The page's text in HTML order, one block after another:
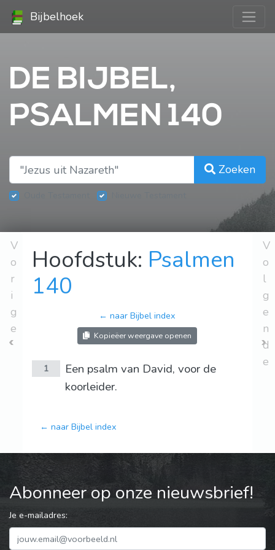
Bijbelhoek
DE BIJBEL,
PSALMEN 140
Zoeken
V
o
r
i
g
e
Hoofdstuk: Psalmen
140
← naar Bijbel index
Kopieëer weergave openen
1
Een psalm van David, voor de
koorleider.
← naar Bijbel index
V
o
l
g
e
n
d
e
Abonneer op onze nieuwsbrief!
Je e-mailadres: